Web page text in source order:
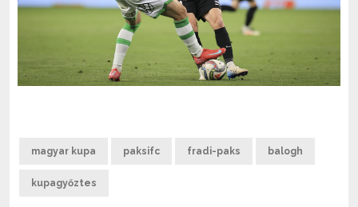
magyar kupa paksifc fradi-paks balogh
kupagyőztes